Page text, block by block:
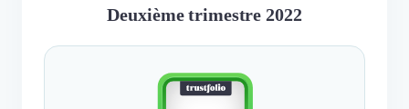
Deuxième trimestre 2022